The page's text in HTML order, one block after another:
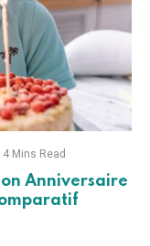
4 Mins Read
Anniversaire